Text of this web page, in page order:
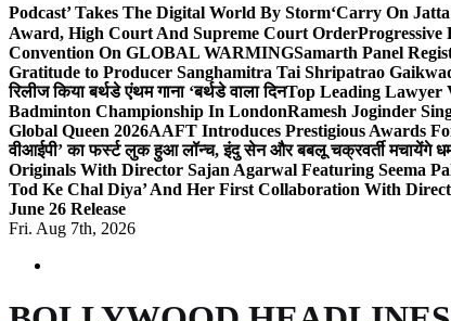
Podcast’ Takes The Digital World By Storm‘Carry On
Award, High Court And Supreme Court OrderProgressive
Convention On GLOBAL WARMINGSamarth Panel
Gratitude to Producer Sanghamitra Tai Shripatrao
रिलीज किया बर्थडे एंथम गाना ‘बर्थडे वाला दिनTop Leading Lawyer
Badminton Championship In LondonRamesh Joginder
Global Queen 2026AAFT Introduces Prestigious Awards
वीआईपी’ का फर्स्ट लुक हुआ लॉन्च, इंदु सेन और बबलू चक्रवर्ती मचायेंगे
Originals With Director Sajan Agarwal Featuring Seema
Tod Ke Chal Diya’ And Her First Collaboration With
June 26 Release
Fri. Aug 7th, 2026